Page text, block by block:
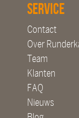
Service
Contact
Over
Team
Klanten
FAQ
Nieuws